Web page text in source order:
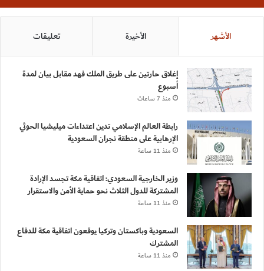
الأشهر الأخيرة تعليقات
إغلاق حارتين على طريق الملك فهد مقابل بيان لمدة
أسبوع
منذ 7 ساعات
رابطة العالم الإسلامي تدين اعتداءات ميليشيا الحوثي
الإرهابية على منطقة نجران السعودية
منذ 11 ساعة
وزير الخارجية السعودي: اتفاقية مكة تجسد الإرادة
المشتركة للدول الثلاث نحو حماية الأمن والاستقرار
منذ 11 ساعة
السعودية وباكستان وتركيا يوقعون اتفاقية مكة للدفاع
المشترك
منذ 11 ساعة